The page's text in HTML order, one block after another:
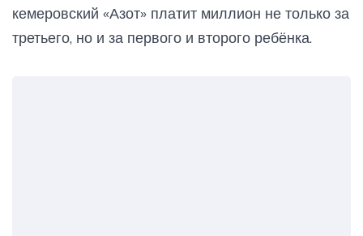
кемеровский «Азот» платит миллион не только за
третьего, но и за первого и второго ребёнка.